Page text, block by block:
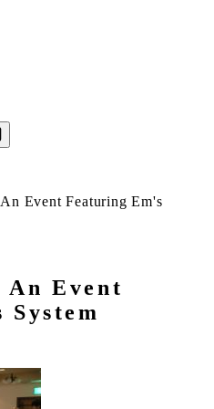
Event Featuring Em's
Event